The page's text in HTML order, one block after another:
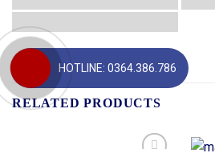
RELATED PRODUCTS
HOTLINE: 0364.386.786